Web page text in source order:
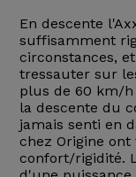
En descente
suffisamment
circonstances,
tressauter sur
plus de 60 km/h
la descente du
jamais senti en
chez Origine
confort/rigidité.